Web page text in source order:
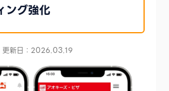
ング強化
更新日：2026.03.19